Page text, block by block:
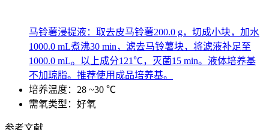
马铃薯浸提液：取去皮马铃薯200.0 g，切成小块，加水
1000.0 mL煮沸30 min，滤去马铃薯块，将滤液补足至
1000.0 mL。以上成分121℃，灭菌15 min。液体培养基
不加琼脂。推荐使用成品培养基。
培养温度：28 ~30 ℃
需氧类型：好氧
参考文献